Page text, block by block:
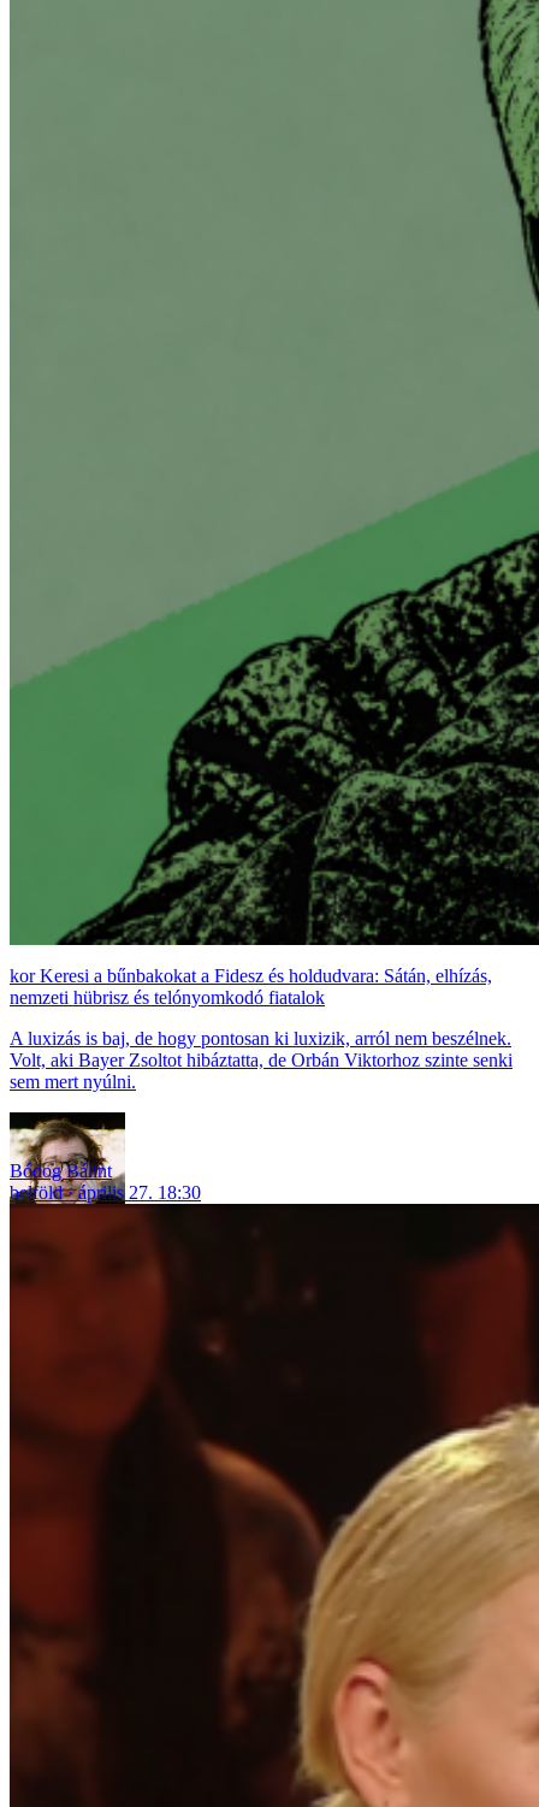
Keresi a bűnbakokat a Fidesz és holdudvara: Sátán, elhízás,
nemzeti hübrisz és telónyomkodó fiatalok
A luxizás is baj, de hogy pontosan ki luxizik, arról nem beszélnek.
Volt, aki Bayer Zsoltot hibáztatta, de Orbán Viktorhoz szinte senki
sem mert nyúlni.
Bódog Bálint
belföld
április 27. 18:30